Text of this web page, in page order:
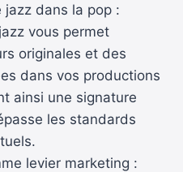
jazz dans la pop :
vous permet
originales et des
dans vos productions
ainsi une signature
les standards
levier marketing :